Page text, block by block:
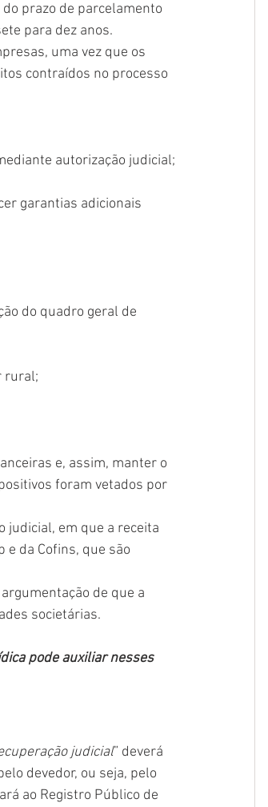
prazo de parcelamento
para dez anos.
uma vez que os
contraídos no processo
autorização judicial;
garantias adicionais
do quadro geral de
rural;
e, assim, manter o
foram vetados por
judicial, em que a receita
e da Cofins, que são
de que a
societárias.
pode auxiliar nesses
judicial” deverá
devedor, ou seja, pelo
ao Registro Público de